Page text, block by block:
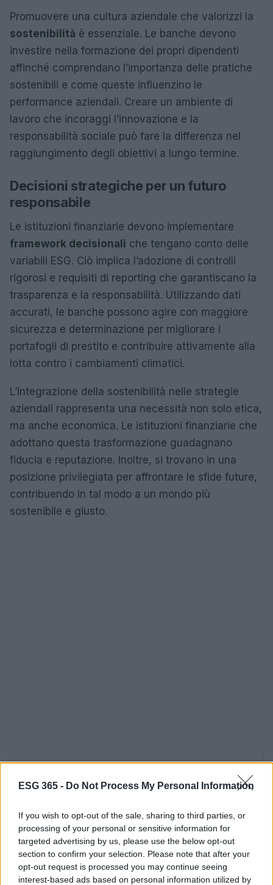
ESG 365 - Do Not Process My Personal Information
If you wish to opt-out of the sale, sharing to third parties, or
processing of your personal or sensitive information for
targeted advertising by us, please use the below opt-out
section to confirm your selection. Please note that after your
opt-out request is processed you may continue seeing
interest-based ads based on personal information utilized by
Promuovere una cultura aziendale che valorizzi la
sostenibilità è essenziale. Le banche devono
investire nella formazione dei propri dipendenti
affinché comprendano l’importanza delle pratiche
sostenibili e come queste influenzino le
performance aziendali. Creare un ambiente di
lavoro che incoraggi l’innovazione e la
responsabilità sociale può fare la differenza nel
raggiungimento degli obiettivi a lungo termine.
Decisioni strategiche per un futuro
responsabile
Le istituzioni finanziarie devono implementare
framework decisionali che tengano conto delle
variabili ESG. Ciò implica l’adozione di controlli
rigorosi e requisiti di reporting che garantiscano la
trasparenza e la responsabilità. Utilizzando dati
accurati, le banche possono agire con maggiore
sicurezza e determinazione per migliorare i
portafogli di prestito e contribuire attivamente alla
lotta contro i cambiamenti climatici.
L’integrazione della sostenibilità nelle strategie
aziendali rappresenta una necessità non solo etica,
ma anche economica. Le istituzioni finanziarie che
adottano questa trasformazione guadagnano
fiducia e reputazione. Inoltre, si trovano in una
posizione privilegiata per affrontare le sfide future,
contribuendo in tal modo a un mondo più
sostenibile e giusto.
AUTORE
Susanna Capelli
Bra, promuovendo una linea editoriale che
valorizza la storia locale sui social.
Collaboratrice storica, possiede una
collezione di programmi teatrali degli
spettacoli veronesi come particolare